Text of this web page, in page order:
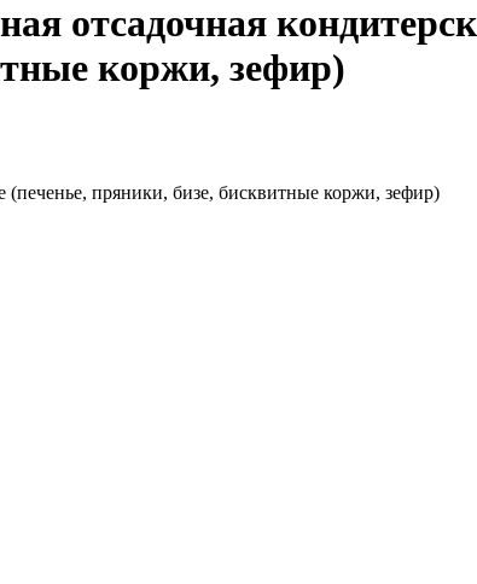
отсадочная
коржи, зефир)
(печенье, пряники, бизе, бисквитные коржи, зефир)